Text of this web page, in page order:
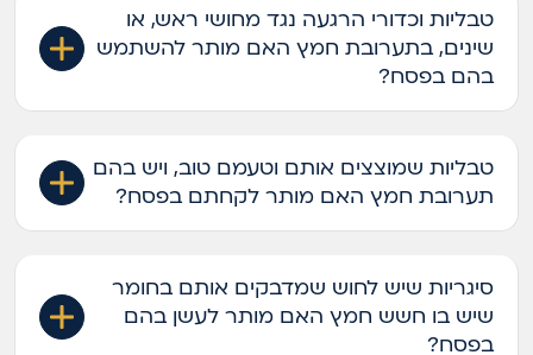
טבליות וכדורי הרגעה נגד מחושי ראש, או
שינים, בתערובת חמץ האם מותר להשתמש
בהם בפסח?
טבליות שמוצצים אותם וטעמם טוב, ויש בהם
תערובת חמץ האם מותר לקחתם בפסח?
סיגריות שיש לחוש שמדבקים אותם בחומר
שיש בו חשש חמץ האם מותר לעשן בהם
בפסח?